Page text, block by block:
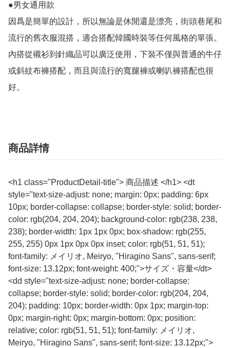
●男女通用款
因爲是簡單的設計，所以無論是休閒還是漂亮，街頭巷尾和
流行的舊衣服混搭，適合搭配韓國時裝等任何風格的單張。
內搭從襯衫到針織品可以廣泛使用，下裝不僅與普通的牛仔
或斜紋布褲搭配，而且與流行的寬腿褲或喇叭褲搭配也很
好。
商品詳情
<h1 class="ProductDetail-title"> 商品描述 </h1> <dt
style="text-size-adjust: none; margin: 0px; padding: 6px
10px; border-collapse: collapse; border-style: solid; border-
color: rgb(204, 204, 204); background-color: rgb(238, 238,
238); border-width: 1px 1px 0px; box-shadow: rgb(255,
255, 255) 0px 1px 0px 0px inset; color: rgb(51, 51, 51);
font-family: メイリオ, Meiryo, "Hiragino Sans", sans-serif;
font-size: 13.12px; font-weight: 400;">サイズ・容量</dt>
<dd style="text-size-adjust: none; border-collapse:
collapse; border-style: solid; border-color: rgb(204, 204,
204); padding: 10px; border-width: 0px 1px; margin-top:
0px; margin-right: 0px; margin-bottom: 0px; position:
relative; color: rgb(51, 51, 51); font-family: メイリオ,
Meiryo, "Hiragino Sans", sans-serif; font-size: 13.12px;">